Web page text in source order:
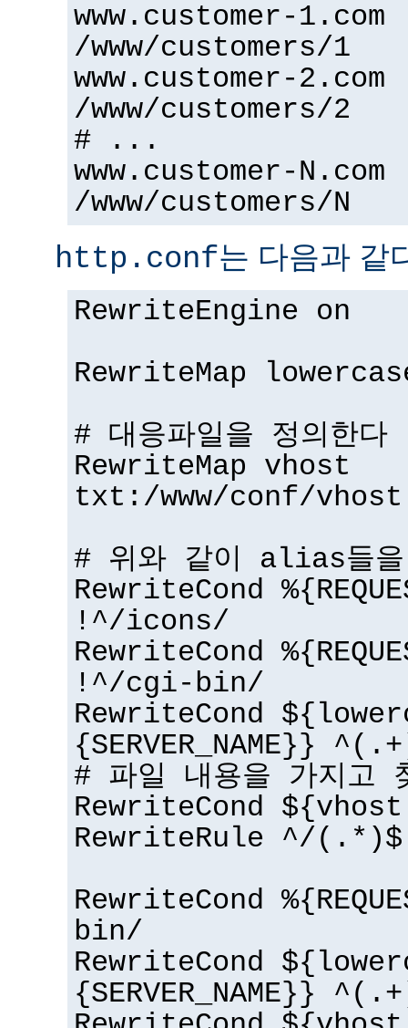
www.customer-1.com
/www/customers/1
www.customer-2.com
/www/customers/2
# ...
www.customer-N.com
/www/customers/N
http.conf는 다음과 같
RewriteEngine on
RewriteMap
# 대응파일을 정의한다
RewriteMap vhost
txt:/www/conf/
# 위와 같이 alias들을
RewriteCond
!^/icons/
RewriteCond
!^/cgi-bin/
RewriteCond
{SERVER_NAME}}
# 파일 내용을 가지고
RewriteCond
RewriteRule ^/(.*)$
RewriteCond
bin/
RewriteCond
{SERVER_NAME}}